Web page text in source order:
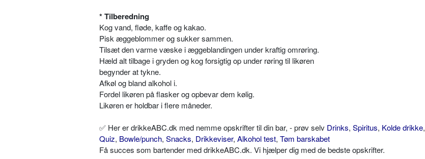
* Tilberedning
Kog vand, fløde, kaffe og kakao.
Pisk æggeblommer og sukker sammen.
Tilsæt den varme væske i æggeblandingen under kraftig omrøring.
Hæld alt tilbage i gryden og kog forsigtig op under røring til likøren
begynder at tykne.
Afkøl og bland alkohol i.
Fordel likøren på flasker og opbevar dem kølig.
Likøren er holdbar i flere måneder.
✅ Her er drikkeABC.dk med nemme opskrifter til din bar, - prøv selv Drinks, Spiritus, Kolde drikke,
Quiz, Bowle/punch, Snacks, Drikkeviser, Alkohol test, Tøm barskabet
Få succes som bartender med drikkeABC.dk. Vi hjælper dig med de bedste opskrifter.